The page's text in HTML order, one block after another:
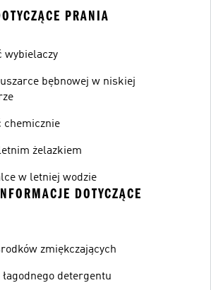
PRANIA
wybielaczy
bębnowej w niskiej
chemicznie
żelazkiem
w letniej wodzie
DOTYCZĄCE
zmiękczających
detergentu